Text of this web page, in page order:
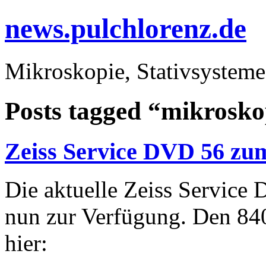
news.pulchlorenz.de
Mikroskopie,
Posts tagged
Zeiss Service DVD 56
Die aktuelle Zeiss Service
nun zur Verfügung. Den
hier: